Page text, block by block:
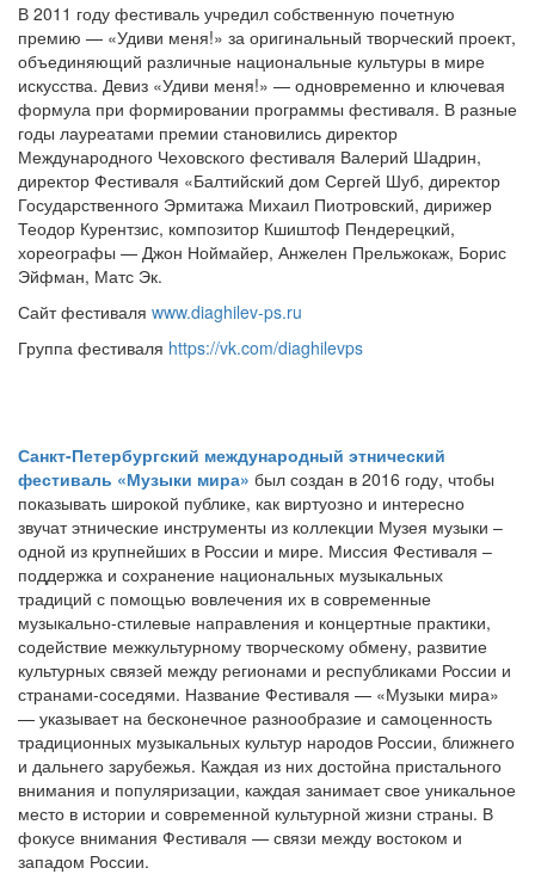
В 2011 году фестиваль учредил собственную почетную
премию — «Удиви меня!» за оригинальный творческий проект,
объединяющий различные национальные культуры в мире
искусства. Девиз «Удиви меня!» — одновременно и ключевая
формула при формировании программы фестиваля. В разные
годы лауреатами премии становились директор
Международного Чеховского фестиваля Валерий Шадрин,
директор Фестиваля «Балтийский дом Сергей Шуб, директор
Государственного Эрмитажа Михаил Пиотровский, дирижер
Теодор Курентзис, композитор Кшиштоф Пендерецкий,
хореографы — Джон Ноймайер, Анжелен Прельжокаж, Борис
Эйфман, Матс Эк.
Сайт фестиваля www.diaghilev-ps.ru
Группа фестиваля https://vk.com/diaghilevps
Санкт-Петербургский международный этнический
фестиваль «Музыки мира» был создан в 2016 году, чтобы
показывать широкой публике, как виртуозно и интересно
звучат этнические инструменты из коллекции Музея музыки –
одной из крупнейших в России и мире. Миссия Фестиваля –
поддержка и сохранение национальных музыкальных
традиций с помощью вовлечения их в современные
музыкально-стилевые направления и концертные практики,
содействие межкультурному творческому обмену, развитие
культурных связей между регионами и республиками России и
странами-соседями. Название Фестиваля — «Музыки мира»
— указывает на бесконечное разнообразие и самоценность
традиционных музыкальных культур народов России, ближнего
и дальнего зарубежья. Каждая из них достойна пристального
внимания и популяризации, каждая занимает свое уникальное
место в истории и современной культурной жизни страны. В
фокусе внимания Фестиваля — связи между востоком и
западом России.